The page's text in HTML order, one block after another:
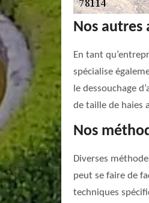
Nos autres
En tant
spécialise
le dessouchage
de taille de haies
Nos
Diverses
peut se faire de
techniques